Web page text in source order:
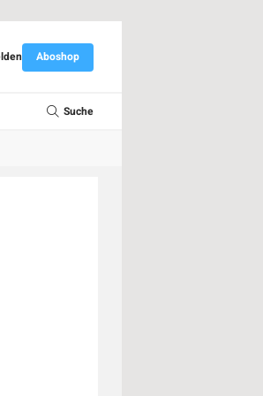
Aboshop
Suche